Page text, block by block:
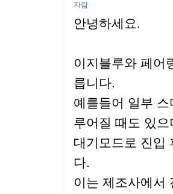
자람
안녕하세요.
이지블루와 페어
릅니다.
예를들어 일부
루어질 때도 있으
대기모드로 진입
다.
이는 제조사에서